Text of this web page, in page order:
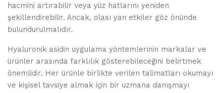
hacmini artırabilir veya yüz hatlarını yeniden
şekillendirebilir. Ancak, olası yan etkiler göz önünde
bulundurulmalıdır.
Hyaluronik asidin uygulama yöntemlerinin markalar ve
ürünler arasında farklılık gösterebileceğini belirtmek
önemlidir. Her ürünle birlikte verilen talimatları okumayı
ve kişisel tavsiye almak için bir uzmana danışmayı